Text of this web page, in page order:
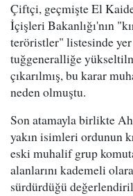
Çiftçi, geçmişte El
İçişleri Bakanlığı'nın
teröristler" listesinde
tuğgeneralliğe
çıkarılmış, bu karar
neden olmuştu.
Son atamayla birlikte
yakın isimleri ordunun
eski muhalif grup
alanlarını kademeli
sürdürdüğü